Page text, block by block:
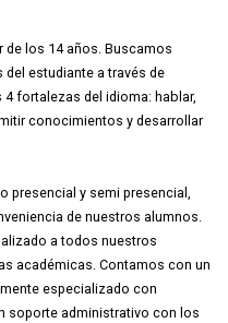
de los 14 años. Buscamos
estudiante a través de
fortalezas del idioma: hablar,
conocimientos y desarrollar
presencial y semi presencial,
de nuestros alumnos.
a todos nuestros
académicas. Contamos con un
especializado con
soporte administrativo con los